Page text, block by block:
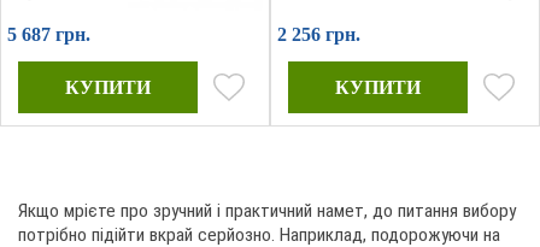
5 687 грн. 2 256 грн.
Якщо мрієте про зручний і практичний намет, до питання вибору
потрібно підійти вкрай серйозно. Наприклад, подорожуючи на